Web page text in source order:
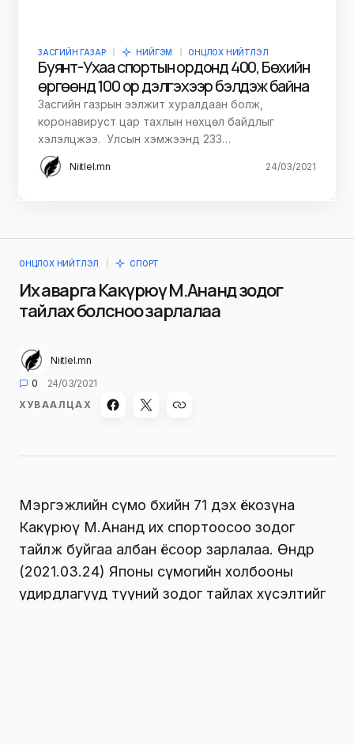
ЗАСГИЙН ГАЗАР НИЙГЭМ ОНЦЛОХ НИЙТЛЭЛ
Буянт-Ухаа спортын ордонд 400, Бөхийн
өргөөнд 100 ор дэлгэхээр бэлдэж байна
Засгийн газрын ээлжит хуралдаан болж,
коронавируст цар тахлын нөхцөл байдлыг
хэлэлцжээ. Улсын хэмжээнд 233…
Niitlel.mn 24/03/2021
ОНЦЛОХ НИЙТЛЭЛ СПОРТ
Их аварга Какүрюү М.Ананд зодог
тайлах болсноо зарлалаа
Niitlel.mn
0
24/03/2021
ХУВААЛЦАХ
Мэргэжлийн сүмо бөхийн 71 дэх ёкозүна
Какүрюү М.Ананд их спортоосоо зодог
тайлж буйгаа албан ёсоор зарлалаа. Өнөөдөр
(2021.03.24) Японы сүмогийн холбооны
удирдлагууд түүний зодог тайлах хүсэлтийг